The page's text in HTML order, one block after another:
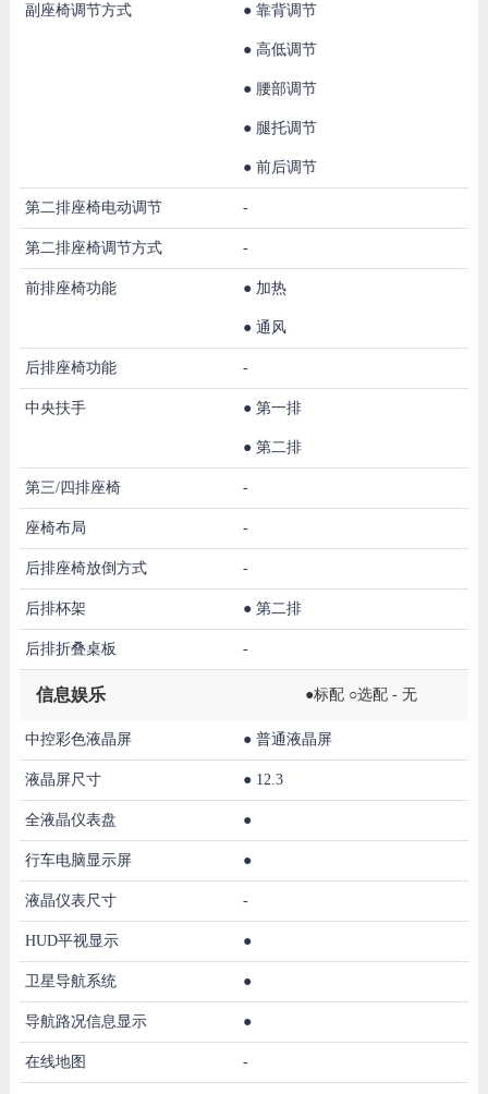
副座椅调节方式 ● 靠背调节
● 高低调节
● 腰部调节
● 腿托调节
● 前后调节
第二排座椅电动调节 -
第二排座椅调节方式 -
前排座椅功能 ● 加热
● 通风
后排座椅功能 -
中央扶手 ● 第一排
● 第二排
第三/四排座椅 -
座椅布局 -
后排座椅放倒方式 -
后排杯架 ● 第二排
后排折叠桌板 -
信息娱乐 ●标配 ○选配 - 无
中控彩色液晶屏 ● 普通液晶屏
液晶屏尺寸 ● 12.3
全液晶仪表盘 ●
行车电脑显示屏 ●
液晶仪表尺寸 -
HUD平视显示 ●
卫星导航系统 ●
导航路况信息显示 ●
在线地图 -